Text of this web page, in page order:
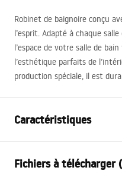
Robinet de baignoire conçu
l’esprit. Adapté à chaque
l’espace de votre salle de
l’esthétique parfaits de
production spéciale, il est
Caractéristiques
Méthode de montage
Fichiers à télécharger